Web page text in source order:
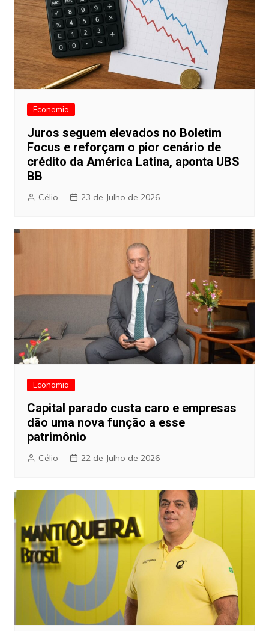
Economia
Juros seguem elevados no Boletim
Focus e reforçam o pior cenário de
crédito da América Latina, aponta UBS
BB
Célio 23 de Julho de 2026
Economia
Capital parado custa caro e empresas
dão uma nova função a esse
patrimônio
Célio 22 de Julho de 2026